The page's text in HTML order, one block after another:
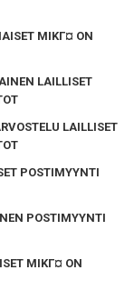
MIKГ¤ ON
LAILLISET
LAILLISET
POSTIMYYNTI
POSTIMYYNTI
MIKГ¤ ON